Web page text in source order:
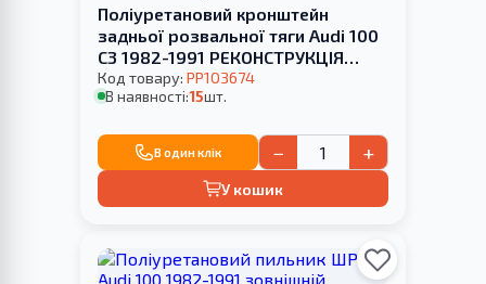
Поліуретановий кронштейн
задньої розвальної тяги Audi 100
С3 1982-1991 РЕКОНСТРУКЦІЯ
ВАШОЇ
Код товару: PP103674
В наявності:15шт.
В один клік − +
У кошик